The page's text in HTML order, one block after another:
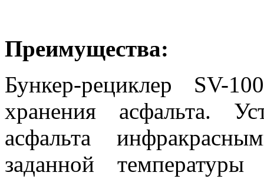
Преимущества:
Бункер-рециклер SV-
хранения асфальта.
асфальта
заданной